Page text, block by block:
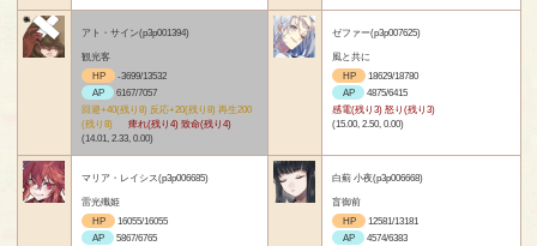
アト・サイン(p3p001394)
観光客
HP
-3699/13532
AP
6167/7057
回避+40(残り8) 反応+20(残り8) 再生200
(残り8)
痺れ(残り4) 致命(残り4)
(14.01, 2.33, 0.00)
ゼファー(p3p007625)
風と共に
HP
18629/18780
AP
4875/6415
感電(残り3) 怒り(残り3)
(15.00, 2.50, 0.00)
マリア・レイシス(p3p006685)
雷光殲姫
HP
16055/16055
AP
5867/6765
白薊 小夜(p3p006668)
盲御前
HP
12581/13181
AP
4574/6383